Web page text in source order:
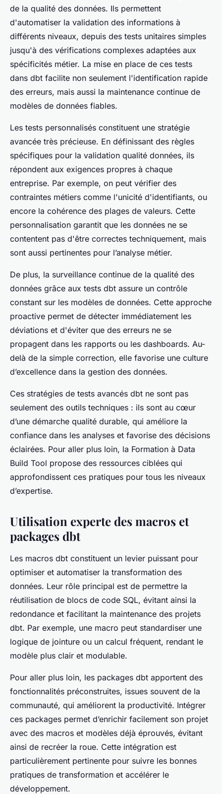
de la qualité des données. Ils permettent
d'automatiser la validation des informations à
différents niveaux, depuis des tests unitaires simples
jusqu'à des vérifications complexes adaptées aux
spécificités métier. La mise en place de ces tests
dans dbt facilite non seulement l'identification rapide
des erreurs, mais aussi la maintenance continue de
modèles de données fiables.
Les tests personnalisés constituent une stratégie
avancée très précieuse. En définissant des règles
spécifiques pour la validation qualité données, ils
répondent aux exigences propres à chaque
entreprise. Par exemple, on peut vérifier des
contraintes métiers comme l'unicité d'identifiants, ou
encore la cohérence des plages de valeurs. Cette
personnalisation garantit que les données ne se
contentent pas d'être correctes techniquement, mais
sont aussi pertinentes pour l’analyse métier.
De plus, la surveillance continue de la qualité des
données grâce aux tests dbt assure un contrôle
constant sur les modèles de données. Cette approche
proactive permet de détecter immédiatement les
déviations et d'éviter que des erreurs ne se
propagent dans les rapports ou les dashboards. Au-
delà de la simple correction, elle favorise une culture
d’excellence dans la gestion des données.
Ces stratégies de tests avancés dbt ne sont pas
seulement des outils techniques : ils sont au cœur
d’une démarche qualité durable, qui améliore la
confiance dans les analyses et favorise des décisions
éclairées. Pour aller plus loin, la Formation à Data
Build Tool propose des ressources ciblées qui
approfondissent ces pratiques pour tous les niveaux
d’expertise.
Utilisation experte des macros et
packages dbt
Les macros dbt constituent un levier puissant pour
optimiser et automatiser la transformation des
données. Leur rôle principal est de permettre la
réutilisation de blocs de code SQL, évitant ainsi la
redondance et facilitant la maintenance des projets
dbt. Par exemple, une macro peut standardiser une
logique de jointure ou un calcul fréquent, rendant le
modèle plus clair et modulable.
Pour aller plus loin, les packages dbt apportent des
fonctionnalités préconstruites, issues souvent de la
communauté, qui améliorent la productivité. Intégrer
ces packages permet d’enrichir facilement son projet
avec des macros et modèles déjà éprouvés, évitant
ainsi de recréer la roue. Cette intégration est
particulièrement pertinente pour suivre les bonnes
pratiques de transformation et accélérer le
développement.